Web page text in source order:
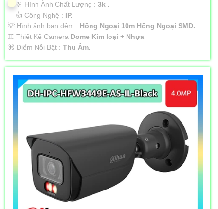
🔆 Hình Ành Chất Lượng : 3k .
👍 Công Nghệ : IP.
💡 Hình ảnh ban đêm : Hồng Ngoại 10m Hồng Ngoại SMD.
♊ Thiết Kế Camera Dome Kim loại + Nhựa.
️⌘ Điểm Nỗi Bật : Thu Âm.